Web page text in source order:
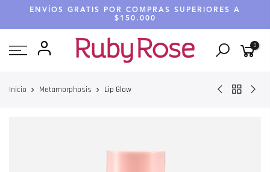
ENVÍOS GRATIS POR COMPRAS SUPERIORES A
$150.000
0
Inicio Metamorphosis Lip Glow